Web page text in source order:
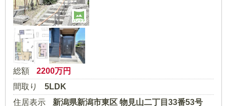
パノラマ
総額 2200万円
間取り
5LDK
住居表示
新潟県新潟市東区 物見山二丁目33番53号